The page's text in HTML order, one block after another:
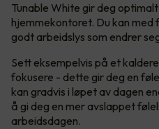
Tunable White gir deg
hjemmekontoret. Du kan med
godt arbeidslys som endrer
Sett eksempelvis på et
fokusere - dette gir deg en
kan gradvis i løpet av dagen
å gi deg en mer avslappet
arbeidsdagen.